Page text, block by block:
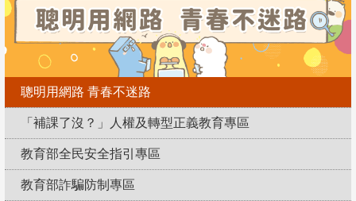
聰明用網路 青春不迷路
「補課了沒？」人權及轉型正義教育專區
教育部全民安全指引專區
教育部詐騙防制專區